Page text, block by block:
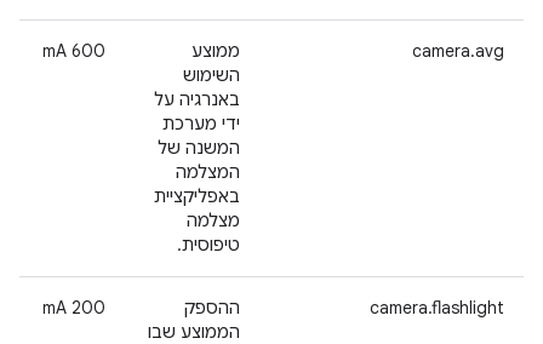
camera.avg
ממוצע
השימוש
באנרגיה על
ידי מערכת
המשנה של
המצלמה
באפליקציית
מצלמה
טיפוסית.
‫600 mA
camera.flashlight
ההספק
הממוצע שבו
‫200 mA